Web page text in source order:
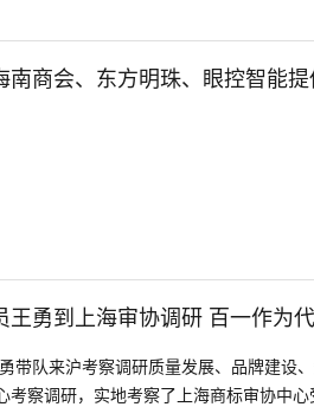
南商会、东方明珠、眼控智能
王勇到上海审协调研 百一作为
带队来沪考察调研质量发展、品牌建设
考察调研，实地考察了上海商标审协中